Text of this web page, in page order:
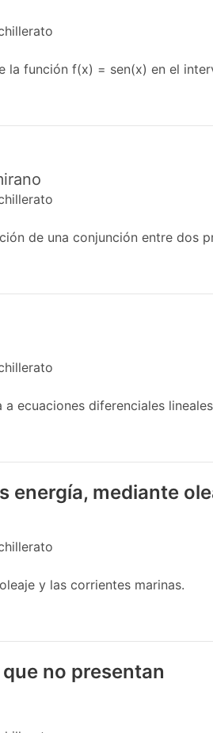
función f(x) = sen(x) en el
de una conjunción entre dos
ecuaciones diferenciales
energía, mediante
y las corrientes marinas.
no presentan